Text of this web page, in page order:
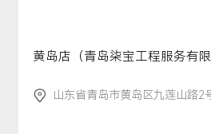
黄岛店（青岛柒宝工程服务有限
山东省青岛市黄岛区九莲山路2